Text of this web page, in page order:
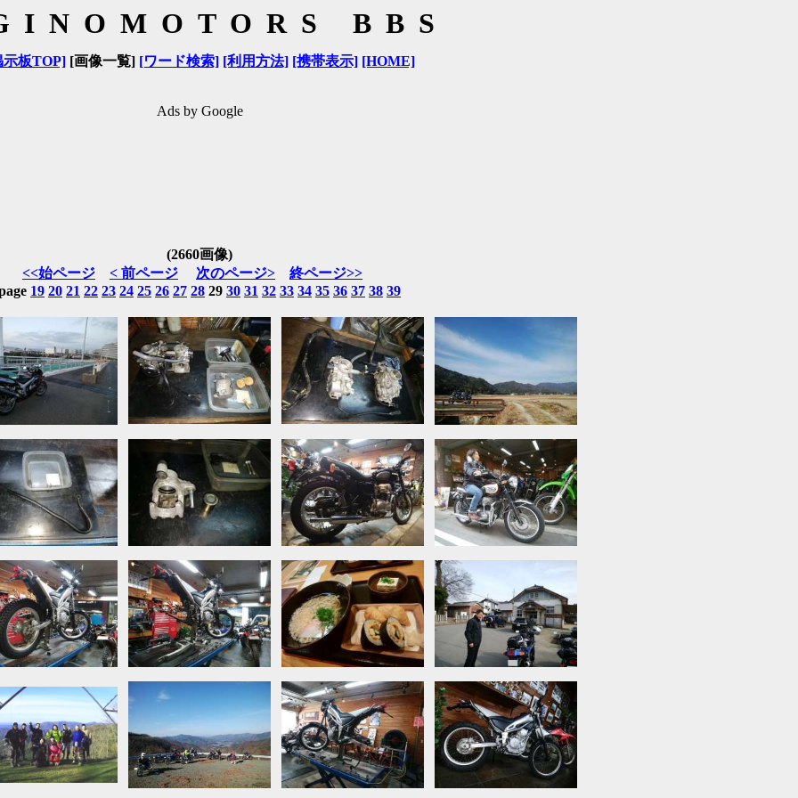
BBS
示板TOP][画像一覧] [ワード検索] [利用方法] [携帯表示] [HOME]
Ads by Google
(2660画像)
<<始ページ
< 前ページ 次のページ>
終ページ>>
19 20 21 22 23 24 25 26 27 28 29 30 31 32 33 34 35 36 37 38 39